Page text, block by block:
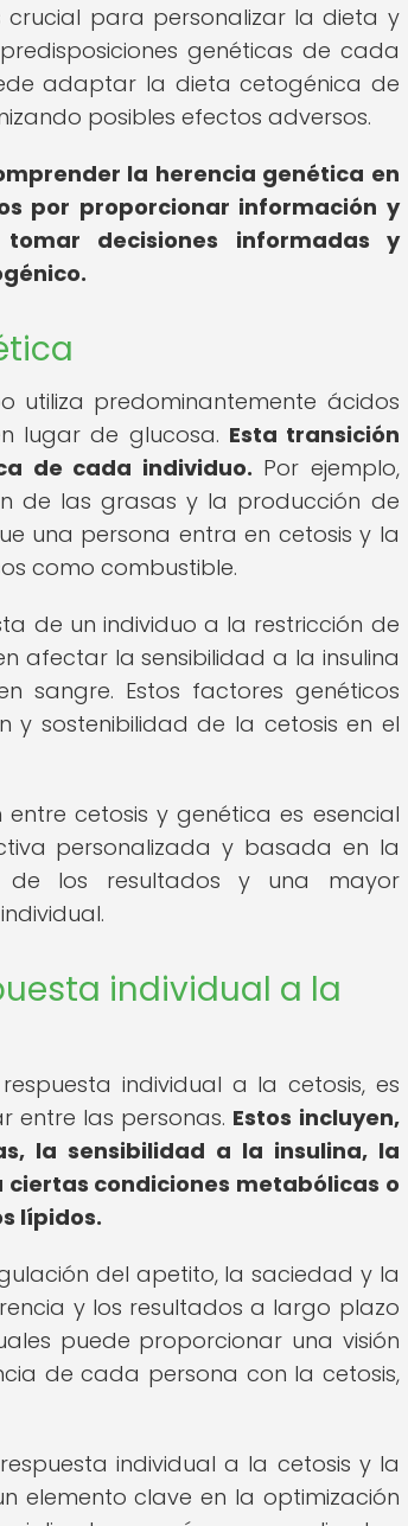
crucial para personalizar la dieta y
genéticas de cada
adaptar la dieta cetogénica de
posibles efectos adversos.
la herencia genética en
por proporcionar información y
decisiones informadas y
utiliza predominantemente ácidos
lugar de glucosa. Esta transición
de cada individuo. Por ejemplo,
de las grasas y la producción de
una persona entra en cetosis y la
como combustible.
de un individuo a la restricción de
afectar la sensibilidad a la insulina
sangre. Estos factores genéticos
sostenibilidad de la cetosis en el
cetosis y genética es esencial
personalizada y basada en la
de los resultados y una mayor
individual a la
individual a la cetosis, es
entre las personas. Estos incluyen,
la sensibilidad a la insulina, la
condiciones metabólicas o
lípidos.
del apetito, la saciedad y la
y los resultados a largo plazo
puede proporcionar una visión
de cada persona con la cetosis,
individual a la cetosis y la
elemento clave en la optimización